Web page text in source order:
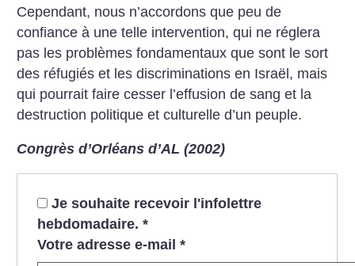
Cependant, nous n’accordons que peu de
confiance à une telle intervention, qui ne réglera
pas les problèmes fondamentaux que sont le sort
des réfugiés et les discriminations en Israël, mais
qui pourrait faire cesser l’effusion de sang et la
destruction politique et culturelle d’un peuple.
Congrès d’Orléans d’AL (2002)
Je souhaite recevoir l'infolettre
hebdomadaire. *
Votre adresse e-mail *